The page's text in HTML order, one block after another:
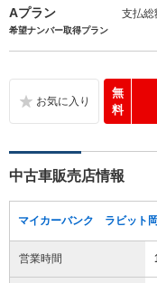
Aプラン 支払
希望ナンバー取得プラン
無
料
中古車販売店情報
マイカーバンク ラビット
営業時間